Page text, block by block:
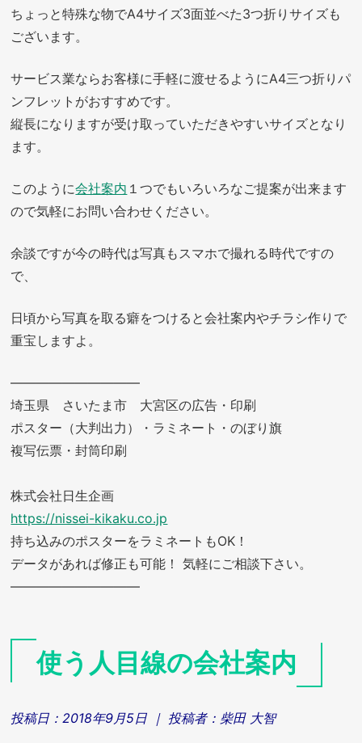
ちょっと特殊な物でA4サイズ3面並べた3つ折りサイズも
ございます。
サービス業ならお客様に手軽に渡せるようにA4三つ折りパ
ンフレットがおすすめです。
縦長になりますが受け取っていただきやすいサイズとなり
ます。
このように会社案内 １つでもいろいろなご提案が出来ます
ので気軽にお問い合わせください。
余談ですが今の時代は写真もスマホで撮れる時代ですの
で、
日頃から写真を取る癖をつけると会社案内やチラシ作りで
重宝しますよ。
——————————
埼玉県 さいたま市 大宮区の広告・印刷
ポスター（大判出力）・ラミネート・のぼり旗
複写伝票・封筒印刷
株式会社日生企画
https://nissei-kikaku.co.jp
持ち込みのポスターをラミネートもOK！
データがあれば修正も可能！ 気軽にご相談下さい。
——————————
使う人目線の会社案内
投稿日：2018年9月5日 ｜ 投稿者： 柴田 大智